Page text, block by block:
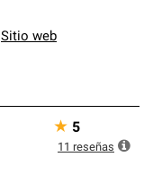
Sitio web
★ 5
11 reseñas